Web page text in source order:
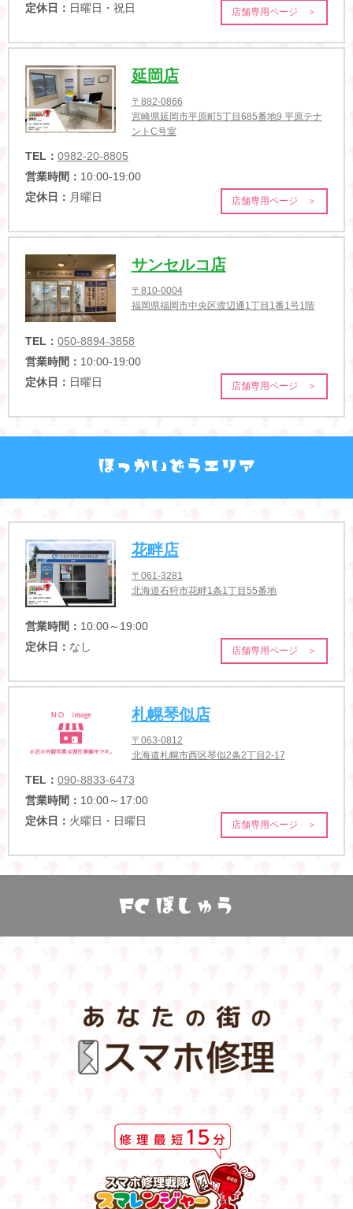
定休日： 日曜日・祝日 店舗専用ページ ＞
延岡店
〒882-0866
宮崎県延岡市平原町5丁目685番地9 平原テナ
ントC号室
TEL： 0982-20-8805
営業時間： 10:00-19:00
定休日： 月曜日 店舗専用ページ ＞
サンセルコ店
〒810-0004
福岡県福岡市中央区渡辺通1丁目1番1号1階
TEL： 050-8894-3858
営業時間： 10:00-19:00
定休日： 日曜日 店舗専用ページ ＞
花畔店
〒061-3281
北海道石狩市花畔1条1丁目55番地
営業時間： 10:00～19:00
定休日： なし 店舗専用ページ ＞
札幌琴似店
〒063-0812
北海道札幌市西区琴似2条2丁目2-17
TEL： 090-8833-6473
営業時間： 10:00～17:00
定休日： 火曜日・日曜日 店舗専用ページ ＞